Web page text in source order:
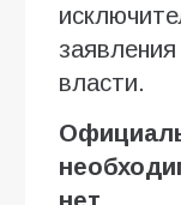
власти.